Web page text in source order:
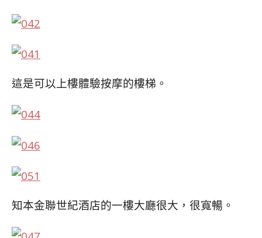
這是可以上樓體驗按摩的樓梯。
知本金聯世紀酒店的一樓大廳很大 ，很寬暢。